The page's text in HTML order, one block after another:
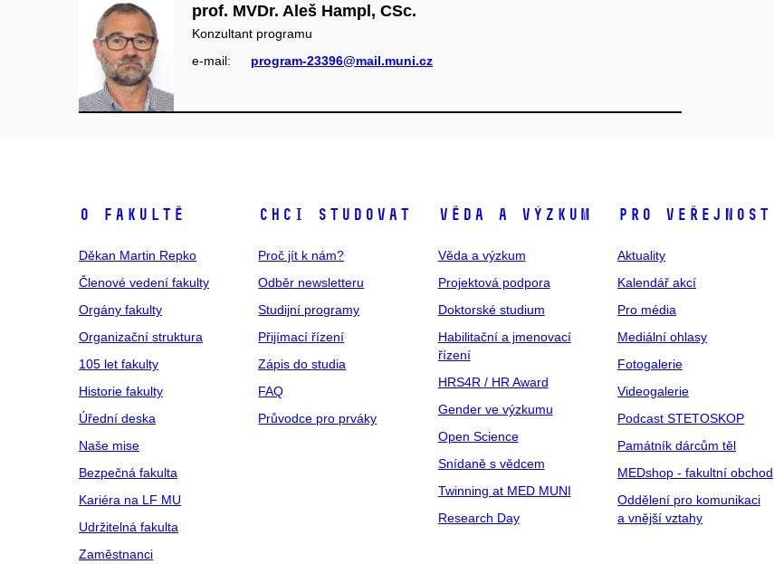
prof. MVDr. Aleš Hampl, CSc.
Konzultant programu
e‑mail:
program-23396@mail.muni.cz
O fakultě
Děkan Martin Repko
Členové vedení fakulty
Orgány fakulty
Organizační struktura
105 let fakulty
Historie fakulty
Úřední deska
Naše mise
Bezpečná fakulta
Kariéra na LF MU
Udržitelná fakulta
Zaměstnanci
Chci studovat
Proč jít k nám?
Odběr newsletteru
Studijní programy
Přijímací řízení
Zápis do studia
FAQ
Průvodce pro prváky
Věda a výzkum
Věda a výzkum
Projektová podpora
Doktorské studium
Habilitační a jmenovací
řízení
HRS4R / HR Award
Gender ve výzkumu
Open Science
Snídaně s vědcem
Twinning at MED MUNI
Research Day
Pro veřejnost
Aktuality
Kalendář akcí
Pro média
Mediální ohlasy
Fotogalerie
Videogalerie
Podcast STETOSKOP
Památník dárcům těl
MEDshop - fakultní obchod
Oddělení pro komunikaci
a vnější vztahy